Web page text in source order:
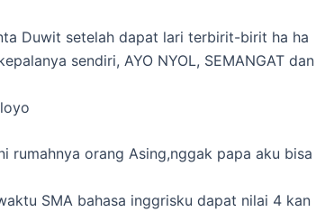
Duwit setelah dapat lari terbirit-birit ha ha
sendiri, AYO NYOL, SEMANGAT dan
rumahnya orang Asing,nggak papa aku bisa
SMA bahasa inggrisku dapat nilai 4 kan